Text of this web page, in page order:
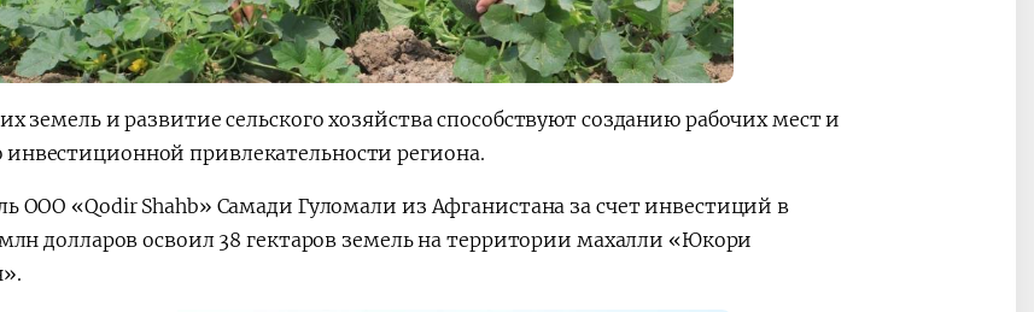
земель и развитие сельского хозяйства способствуют созданию рабочих мест и
привлекательности региона.
ООО «Qodir Shahb» Самади Гуломали из Афганистана за счет инвестиций в
долларов освоил 38 гектаров земель на территории махалли «Юкори